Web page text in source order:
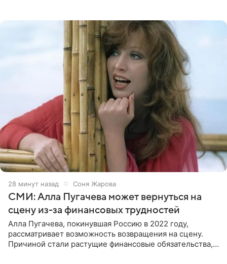
28 минут назад Соня Жарова
СМИ: Алла Пугачева может вернуться на
сцену из-за финансовых трудностей
Алла Пугачева, покинувшая Россию в 2022 году,
рассматривает возможность возвращения на сцену.
Причиной стали растущие финансовые обязательства,